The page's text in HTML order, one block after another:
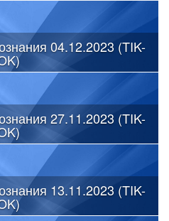
04.12.2023 (TIK-
27.11.2023 (TIK-
13.11.2023 (TIK-